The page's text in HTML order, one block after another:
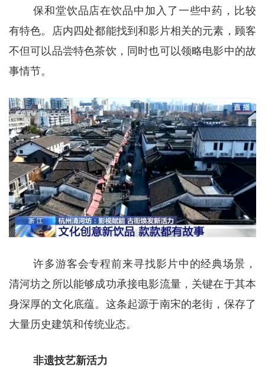
保和堂饮品店在饮品中加入了一些中药，比较
有特色。店内四处都能找到和影片相关的元素，顾客
不但可以品尝特色茶饮，同时也可以领略电影中的故
事情节。
许多游客会专程前来寻找影片中的经典场景，
清河坊之所以能够成功承接电影流量，关键在于其本
身深厚的文化底蕴。这条起源于南宋的老街，保存了
大量历史建筑和传统业态。
非遗技艺新活力